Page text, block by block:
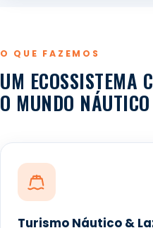
O QUE FAZEMOS
UM ECOSSISTEMA
O MUNDO NÁUTICO
Turismo Náutico &